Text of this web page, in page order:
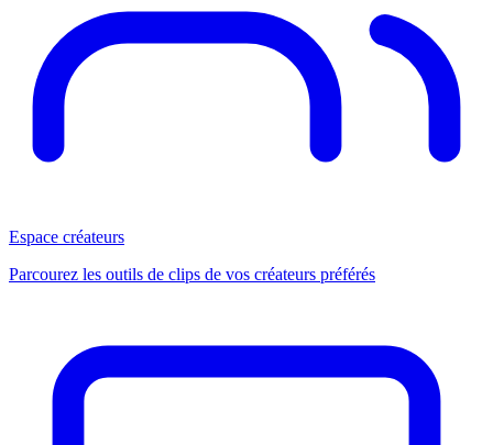
Espace créateurs
Parcourez les outils de clips de vos créateurs préférés